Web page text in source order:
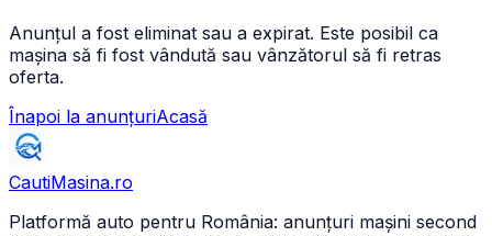
Anunțul a fost eliminat sau a expirat. Este posibil ca
mașina să fi fost vândută sau vânzătorul să fi retras
oferta.
Înapoi la anunțuriAcasă
CautiMasina.ro
Platformă auto pentru România: anunțuri mașini second